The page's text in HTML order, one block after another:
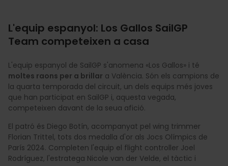
L'equip espanyol: Los Gallos SailGP
Team competeixen a casa
L'equip espanyol de SailGP s'anomena «Los Gallos» i té
moltes raons per a brillar a València. Són els campions de
la quarta temporada del circuit, un dels equips més joves
que han participat en SailGP i, aquesta vegada,
competeixen davant de la seua afició.
El patró és Diego Botín, acompanyat pel wing trimmer
Florian Trittel, tots dos medalla d'or als Jocs Olímpics de
París 2024. Completen l'equip el flight controller Joel
Rodríguez, l'estratega Nicole van der Velde, el tàctic i